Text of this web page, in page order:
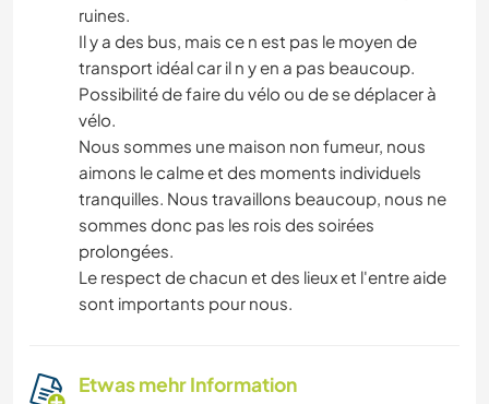
ruines.
Il y a des bus, mais ce n est pas le moyen de
transport idéal car il n y en a pas beaucoup.
Possibilité de faire du vélo ou de se déplacer à
vélo.
Nous sommes une maison non fumeur, nous
aimons le calme et des moments individuels
tranquilles. Nous travaillons beaucoup, nous ne
sommes donc pas les rois des soirées
prolongées.
Le respect de chacun et des lieux et l'entre aide
sont importants pour nous.
Etwas mehr Information